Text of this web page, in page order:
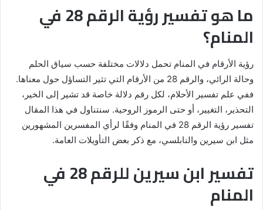
ما هو تفسير رؤية الرقم 28 في
المنام؟
رؤية الأرقام في المنام تحمل دلالات مختلفة حسب سياق الحلم
وحالة الرائي، والرقم 28 من الأرقام التي تثير التساؤل حول معناها.
ففي علم تفسير الأحلام، لكل رقم دلالة خاصة قد تشير إلى الخير،
التحذير، التغيير، أو حتى الرموز الروحية. سنتناول في هذا المقال
تفسير رؤية الرقم 28 في المنام وفقًا لرأي المفسرين المشهورين
مثل ابن سيرين والنابلسي، مع ذكر بعض التأويلات العامة.
تفسير ابن سيرين للرقم 28 في
المنام